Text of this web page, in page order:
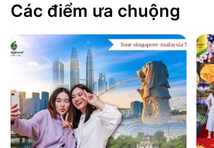
Các điểm ưa chuộng